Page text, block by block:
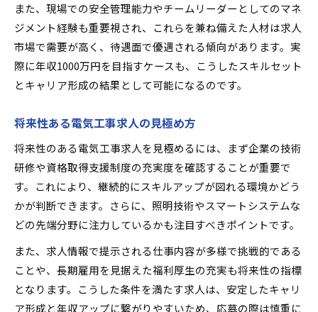
また、現場での安全管理能力やチームリーダーとしてのマネ
ジメント経験も重要視され、これらを兼ね備えた人材は求人
市場で需要が高く、待遇面で優遇される傾向があります。実
際に年収1000万円を目指すケースも、こうしたスキルセット
とキャリア形成の結果として可能になるのです。
将来性ある電気工事求人の見極め方
将来性のある電気工事求人を見極めるには、まず企業の技術
研修や資格取得支援制度の充実度を確認することが重要で
す。これにより、継続的にスキルアップが図れる環境かどう
かが判断できます。さらに、照明技術やスマートシステムな
どの先端分野に注力しているかも注目すべきポイントです。
また、求人情報で提示される仕事内容が多様で挑戦的である
ことや、長期雇用を見据えた福利厚生の充実も将来性の指標
となります。こうした条件を満たす求人は、安定したキャリ
ア形成と年収アップに繋がりやすいため、応募の際は慎重に